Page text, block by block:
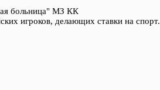
больница" МЗ КК
игроков, делающих ставки на спорт.